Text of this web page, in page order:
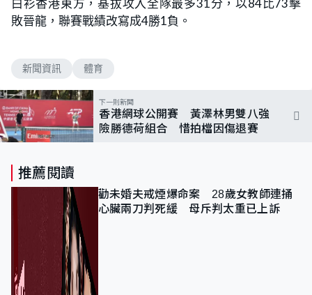
白衫香港東方，基拔攻入全隊最多31分，以84比73擊
敗晉龍，聯賽戰績改寫成4勝1負。
新聞資訊 體育
下一則新聞
香港網球公開賽 黃澤林男雙八強
險勝德荷組合 惜拍檔因傷退賽
推薦閱讀
勸未婚夫戒煙爆命案 28歲女教師連捅
心臟兩刀判死緩 母斥判太重已上訴